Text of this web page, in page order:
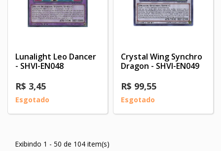
Lunalight Leo Dancer
- SHVI-EN048
R$ 3,45
Esgotado
Crystal Wing Synchro
Dragon - SHVI-EN049
R$ 99,55
Esgotado
Exibindo 1 - 50 de 104 item(s)